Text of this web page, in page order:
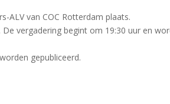
ALV van COC Rotterdam plaats.
vergadering begint om 19:30 uur en
gepubliceerd.